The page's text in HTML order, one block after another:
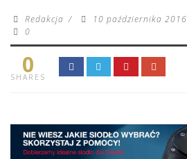
Redakcja /
10 października 2016
0
0
SHARES